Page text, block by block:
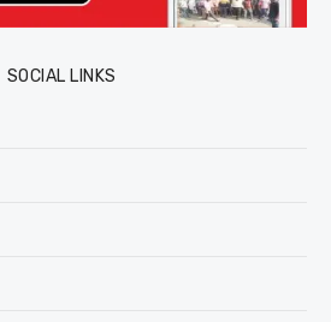
SOCIAL LINKS